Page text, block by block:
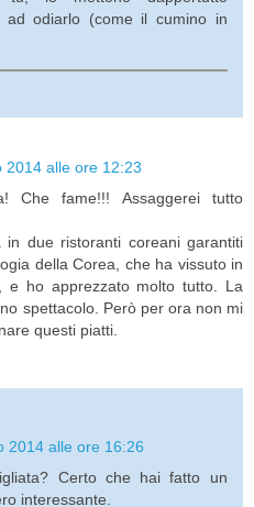
ad odiarlo (come il cumino in
2014 alle ore 12:23
Che fame!!! Assaggerei tutto
due ristoranti coreani garantiti
della Corea, che ha vissuto in
e ho apprezzato molto tutto. La
spettacolo. Però per ora non mi
questi piatti.
2014 alle ore 16:26
Certo che hai fatto un
interessante.